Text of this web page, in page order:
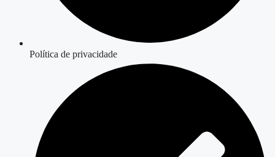
Política de privacidade